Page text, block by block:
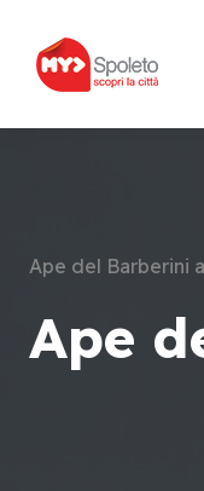
Ape del Barberini
Ape